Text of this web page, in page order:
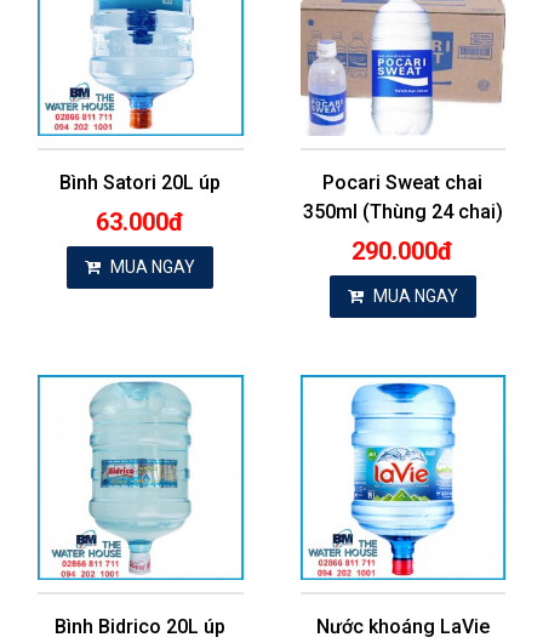
Bình Satori 20L úp
63.000đ
MUA NGAY
Pocari Sweat chai
350ml (Thùng 24 chai)
290.000đ
MUA NGAY
Bình Bidrico 20L úp
Nước khoáng LaVie